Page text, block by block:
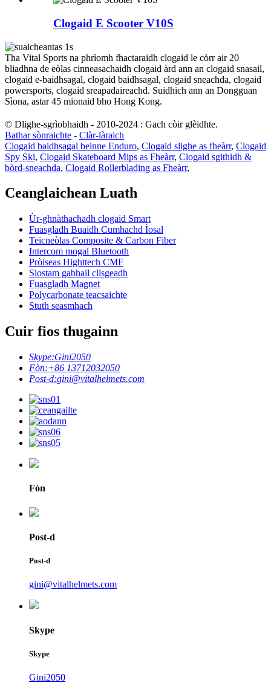
Clogaid E Scooter V10S
Tha Vital Sports na phrìomh fhactaraidh clogaid le còrr air 20
bliadhna de eòlas cinneasachaidh clogaid àrd ann an clogaid snasail,
clogaid e-baidhsagal, clogaid baidhsagal, clogaid sneachda, clogaid
powersports, clogaid sreapadaireachd. Suidhich ann an Dongguan
Sìona, astar 45 mionaid bho Hong Kong.
© Dlighe-sgrìobhaidh - 2010-2024 : Gach còir glèidhte.
Bathar sònraichte - Clàr-làraich
Clogaid baidhsagal beinne Enduro, Clogaid slighe as fheàrr, Clogaid
Spy Ski, Clogaid Skateboard Mips as Fheàrr, Clogaid sgithidh &
bòrd-sneachda, Clogaid Rollerblading as Fheàrr,
Ceanglaichean Luath
Ùr-ghnàthachadh clogaid Smart
Fuasgladh Buaidh Cumhachd Ìosal
Teicneòlas Composite & Carbon Fiber
Intercom mogal Bluetooth
Pròiseas Highttech CMF
Siostam gabhail clisgeadh
Fuasgladh Magnet
Polycarbonate teacsaichte
Stuth seasmhach
Cuir fios thugainn
Skype:Gini2050
Fòn:+86 13712032050
Post-d:gini@vitalhelmets.com
Fòn
Post-d
Post-d
gini@vitalhelmets.com
Skype
Skype
Gini2050